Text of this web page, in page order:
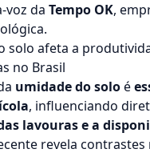
voz da Tempo OK,
solo afeta a
no Brasil
umidade do soloé
, influenciando
lavouras e a
revela